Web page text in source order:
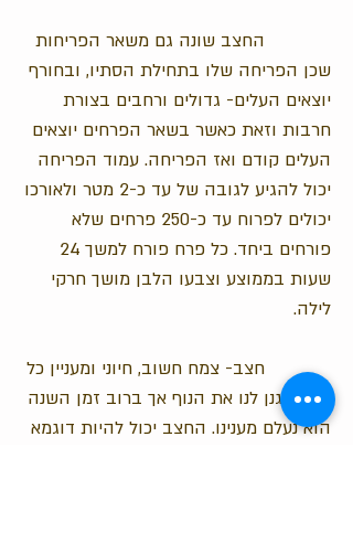
החצב שונה גם משאר הפריחות
שכן הפריחה שלו בתחילת הסתיו, ובחורף
יוצאים העלים- גדולים ורחבים בצורת
חרבות וזאת כאשר בשאר הפרחים יוצאים
העלים קודם ואז הפריחה. עמוד הפריחה
יכול להגיע לגובה של עד כ-2 מטר ולאורכו
יכולים לפרוח עד כ-250 פרחים שלא
פורחים ביחד. כל פרח פורח למשך 24
שעות בממוצע וצבעו הלבן מושך חרקי
לילה.
חצב- צמח חשוב, חיוני ומעניין כל
כך, מסגנן לנו את הנוף אך ברוב זמן השנה
הוא נעלם מענינו. החצב יכול להיות דוגמא